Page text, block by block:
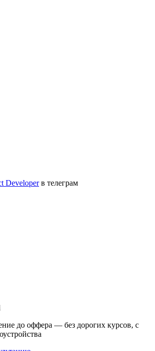
Developerв телеграм
до оффера — без дорогих курсов, с